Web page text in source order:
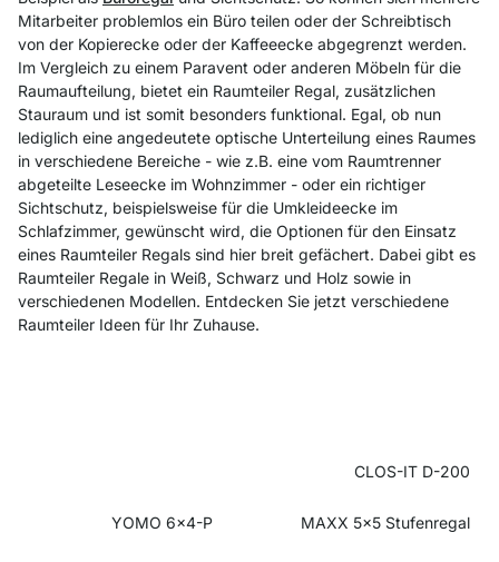
Mitarbeiter problemlos ein Büro teilen oder der Schreibtisch
von der Kopierecke oder der Kaffeeecke abgegrenzt werden.
Im Vergleich zu einem Paravent oder anderen Möbeln für die
Raumaufteilung, bietet ein Raumteiler Regal, zusätzlichen
Stauraum und ist somit besonders funktional. Egal, ob nun
lediglich eine angedeutete optische Unterteilung eines Raumes
in verschiedene Bereiche - wie z.B. eine vom Raumtrenner
abgeteilte Leseecke im Wohnzimmer - oder ein richtiger
Sichtschutz, beispielsweise für die Umkleideecke im
Schlafzimmer, gewünscht wird, die Optionen für den Einsatz
eines Raumteiler Regals sind hier breit gefächert. Dabei gibt es
Raumteiler Regale in Weiß, Schwarz und Holz sowie in
verschiedenen Modellen. Entdecken Sie jetzt verschiedene
Raumteiler Ideen für Ihr Zuhause.
CLOS-IT D-200
YOMO 6x4-P MAXX 5x5 Stufenregal